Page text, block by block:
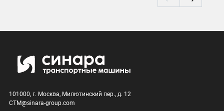
101000, г. Москва, Милютинский пер., д. 12
CTM@sinara-group.com